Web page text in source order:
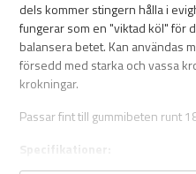
dels kommer stingern hålla i
fungerar som en "viktad köl" för
balansera betet. Kan användas
försedd med starka och vassa
krokningar.
Passar fint till gummibeten runt
Specifikationer: